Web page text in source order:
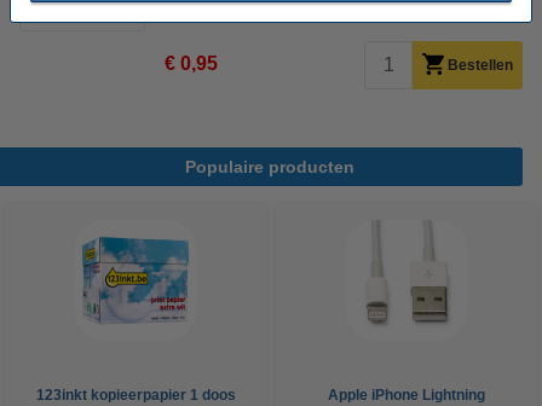
€ 0,95 Bestellen
Populaire producten
123inkt kopieerpapier 1 doos
Apple iPhone Lightning